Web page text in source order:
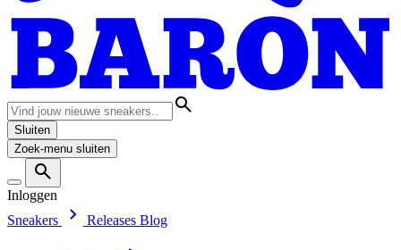
Sluiten
Zoek-menu sluiten
Inloggen
Sneakers
Releases Blog